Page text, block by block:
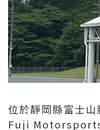
位於靜岡縣富士
Fuji